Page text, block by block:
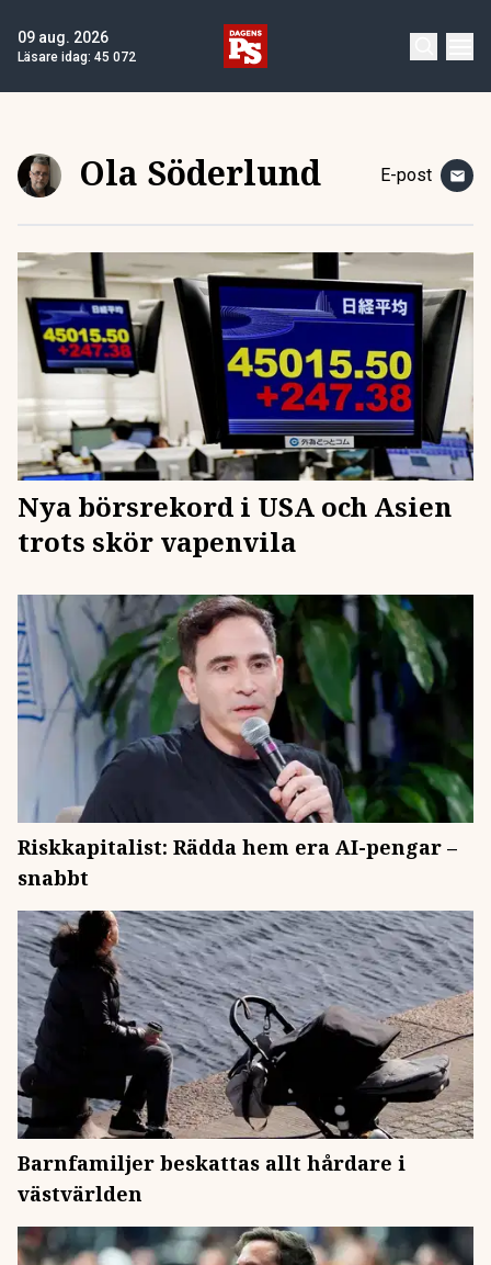
09 aug. 2026
Läsare idag: 45 072
Ola Söderlund E-post
Nya börsrekord i USA och Asien
trots skör vapenvila
Riskkapitalist: Rädda hem era AI-pengar –
snabbt
Barnfamiljer beskattas allt hårdare i
västvärlden